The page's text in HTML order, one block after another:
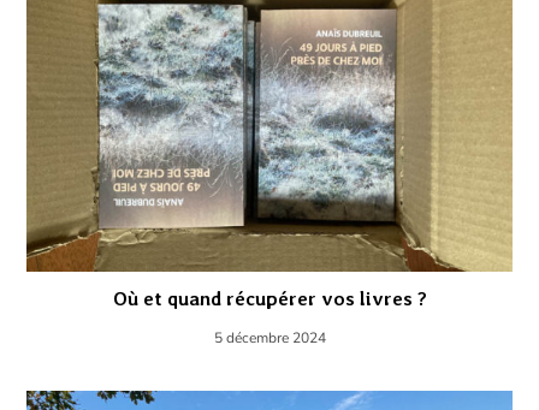
Où et quand récupérer vos livres ?
5 décembre 2024